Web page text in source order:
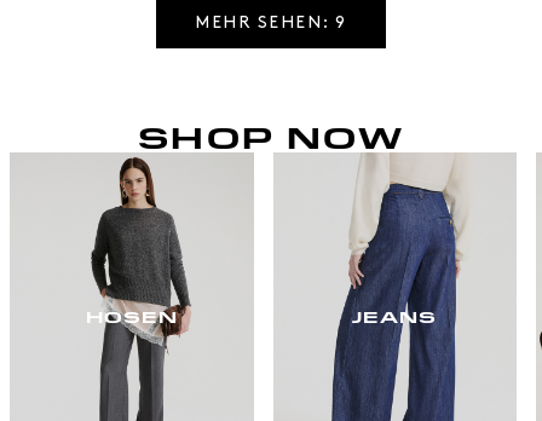
MEHR SEHEN: 9
SHOP NOW
HOSEN JEANS